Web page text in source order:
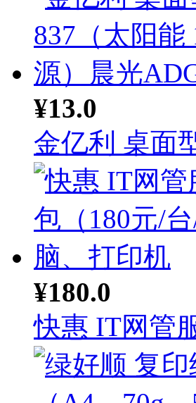
¥13.0
金亿利 桌面
¥180.0
快惠 IT网管